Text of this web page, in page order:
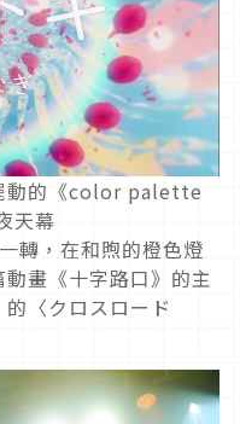
動的《color palette
天幕
轉，在和煦的橙色燈
畫《十字路口》的主
〈クロスロード